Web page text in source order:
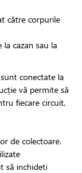
către corpurile
cazan sau la
conectate la
vă permite să
fiecare circuit,
de colectoare.
să inchideti